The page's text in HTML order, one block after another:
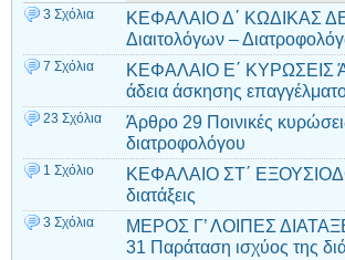
3 Σχόλια
ΚΕΦΑΛΑΙΟ Δ΄ ΚΩΔΙΚΑΣ
Διαιτολόγων –
7 Σχόλια
ΚΕΦΑΛΑΙΟ Ε΄ ΚΥΡΩΣΕΙΣ
άδεια άσκησης
23 Σχόλια
Άρθρο 29 Ποινικές
διατροφολόγου
1 Σχόλιο
ΚΕΦΑΛΑΙΟ ΣΤ΄
διατάξεις
3 Σχόλια
ΜΕΡΟΣ Γ’ ΛΟΙΠΕΣ
31 Παράταση ισχύος της